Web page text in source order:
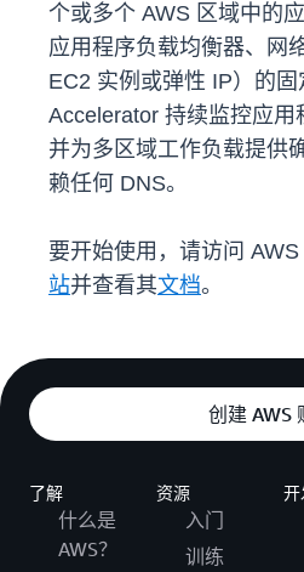
个或多个 AWS 区域中的
应用程序负载均衡器、网
EC2 实例或弹性 IP）的
Accelerator 持续监控应用
并为多区域工作负载提供
赖任何 DNS。
要开始使用，请访问
站并查看其文档。
创建 AWS
了解
什么是
AWS？
资源
入门
训练
开